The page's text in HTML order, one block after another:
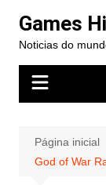
para
conteúdo
Games
Noticias do
Página inicial
God of War